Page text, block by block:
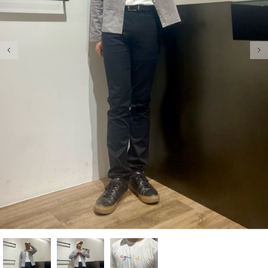
前の画像